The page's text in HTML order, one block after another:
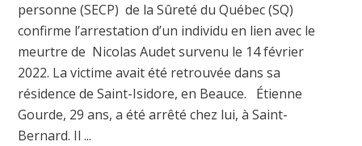
personne (SECP) de la Sûreté du Québec (SQ)
confirme l’arrestation d’un individu en lien avec le
meurtre de Nicolas Audet survenu le 14 février
2022. La victime avait été retrouvée dans sa
résidence de Saint-Isidore, en Beauce. Étienne
Gourde, 29 ans, a été arrêté chez lui, à Saint-
Bernard. Il ...